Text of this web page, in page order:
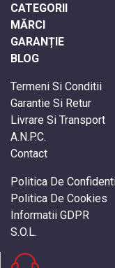
CATEGORII
MĂRCI
GARANȚIE
BLOG
Termeni Si Conditii
Garantie Si Retur
Livrare Si Transport
A.N.P.C.
Contact
Politica De
Politica De Cookies
Informatii GDPR
S.O.L.